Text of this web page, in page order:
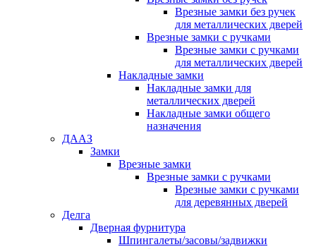
Врезные замки без ручек
для металлических дверей
Врезные замки с ручками
Врезные замки с ручками
для металлических дверей
Накладные замки
Накладные замки для
металлических дверей
Накладные замки общего
назначения
ДААЗ
Замки
Врезные замки
Врезные замки с ручками
Врезные замки с ручками
для деревянных дверей
Делга
Дверная фурнитура
Шпингалеты/засовы/задвижки